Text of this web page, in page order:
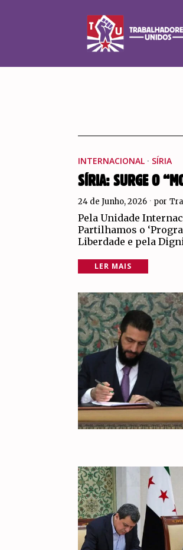
INTERNACIONAL · SÍRIA
SÍRIA: SURGE O
24 de Junho, 2026 por
Pela Unidade
Partilhamos o
Liberdade e pela
LER MAIS